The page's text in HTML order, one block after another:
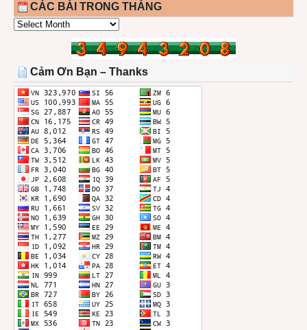
CÁC BÀI TRONG THÁNG
CÁC
THÁNG
Cảm Ơn Bạn – Thanks